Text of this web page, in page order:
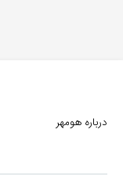
درباره هومهر